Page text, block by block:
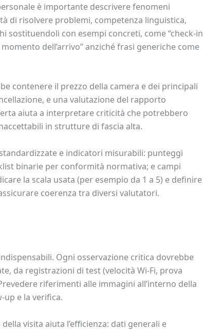
è importante descrivere fenomeni
di risolvere problemi, competenza linguistica,
sostituendoli con esempi concreti, come “check-in
dell’arrivo” anziché frasi generiche come
contenere il prezzo della camera e dei principali
e una valutazione del rapporto
aiuta a interpretare criticità che potrebbero
in strutture di fascia alta.
e indicatori misurabili: punteggi
binarie per conformità normativa; e campi
la scala usata (per esempio da 1 a 5) e definire
coerenza tra diversi valutatori.
Ogni osservazione critica dovrebbe
da registrazioni di test (velocità Wi‑Fi, prova
riferimenti alle immagini all’interno della
up e la verifica.
visita aiuta l’efficienza: dati generali e